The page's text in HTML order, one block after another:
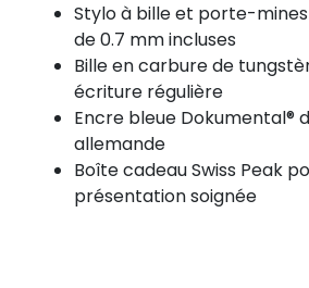
Stylo à bille et porte-
de 0.7 mm incluses
Bille en carbure de
écriture régulière
Encre bleue Dokumental®
allemande
Boîte cadeau Swiss Peak
présentation soignée